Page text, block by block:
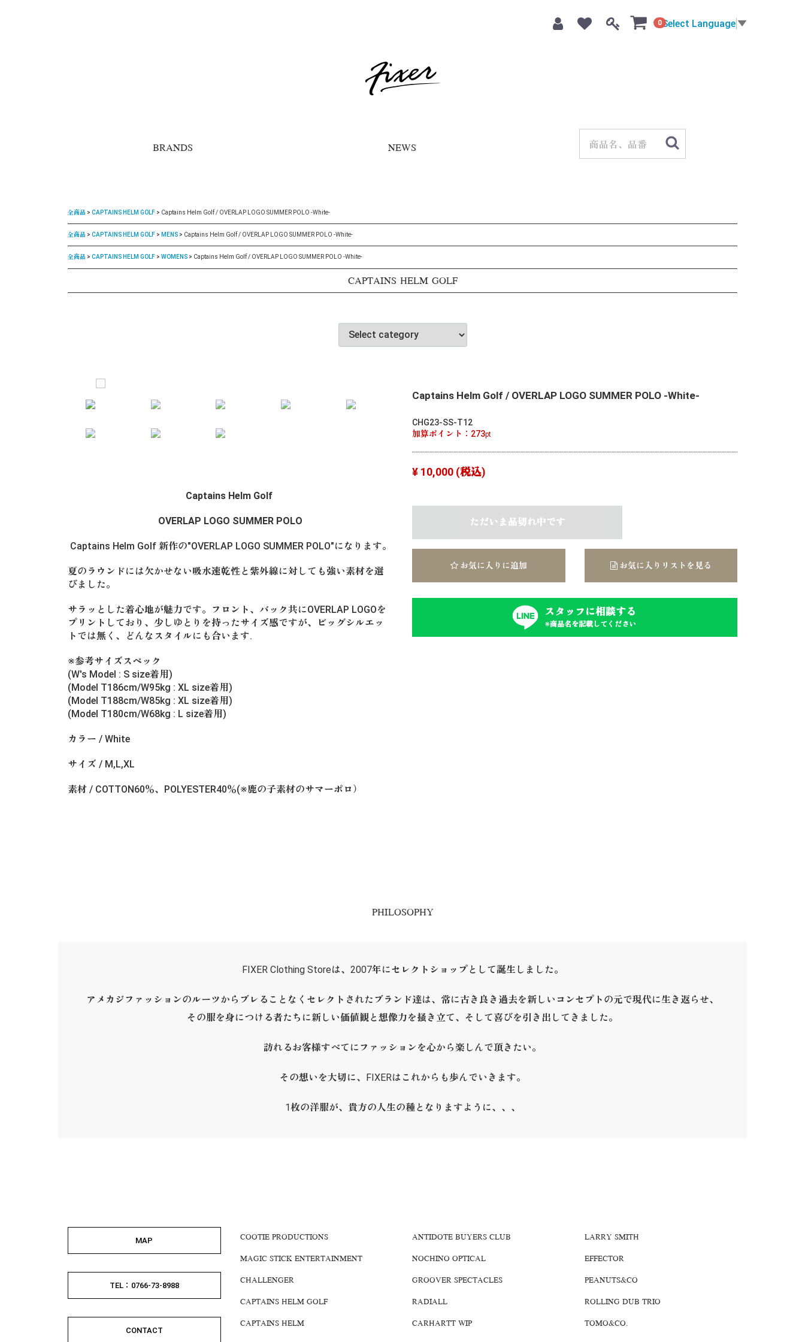
0 Select Language ▼
BRANDS NEWS
全商品 CAPTAINS HELM GOLF Captains Helm Golf / OVERLAP LOGO SUMMER POLO -White-
全商品 CAPTAINS HELM GOLF MENS Captains Helm Golf / OVERLAP LOGO SUMMER POLO -White-
全商品 CAPTAINS HELM GOLF WOMENS Captains Helm Golf / OVERLAP LOGO SUMMER POLO -White-
CAPTAINS HELM GOLF
Captains Helm Golf
OVERLAP LOGO SUMMER POLO
Captains Helm Golf 新作の"OVERLAP LOGO SUMMER POLO"になります。
夏のラウンドには欠かせない吸水速乾性と紫外線に対しても強い素材を選
びました。
サラッとした着心地が魅力です。フロント、バック共にOVERLAP LOGOを
プリントしており、少しゆとりを持ったサイズ感ですが、ビッグシルエッ
トでは無く、どんなスタイルにも合います.
※参考サイズスペック
(W's Model : S size着用)
(Model T186cm/W95kg : XL size着用)
(Model T188cm/W85kg : XL size着用)
(Model T180cm/W68kg : L size着用)
カラー / White
サイズ / M,L,XL
素材 / COTTON60％、POLYESTER40％(※鹿の子素材のサマーポロ）
Captains Helm Golf / OVERLAP LOGO SUMMER POLO -White-
CHG23-SS-T12
加算ポイント： 273pt
¥ 10,000 (税込)
ただいま品切れ中です
お気に入りに追加 お気に入りリストを見る
スタッフに相談する
※商品名を記載してください
PHILOSOPHY
FIXER Clothing Storeは、2007年にセレクトショップとして誕生しました。
アメカジファッションのルーツからブレることなくセレクトされたブランド達は、常に古き良き過去を新しいコンセプトの元で現代に生き返らせ、
その服を身につける者たちに新しい価値観と想像力を掻き立て、そして喜びを引き出してきました。
訪れるお客様すべてにファッションを心から楽しんで頂きたい。
その想いを大切に、FIXERはこれからも歩んでいきます。
1枚の洋服が、貴方の人生の種となりますように、、、
MAP
TEL：0766-73-8988
CONTACT
COOTIE PRODUCTIONS
MAGIC STICK ENTERTAINMENT
CHALLENGER
CAPTAINS HELM GOLF
CAPTAINS HELM
ANTIDOTE BUYERS CLUB
NOCHINO OPTICAL
GROOVER SPECTACLES
RADIALL
CARHARTT WIP
LARRY SMITH
EFFECTOR
PEANUTS&CO
ROLLING DUB TRIO
TOMO&CO.